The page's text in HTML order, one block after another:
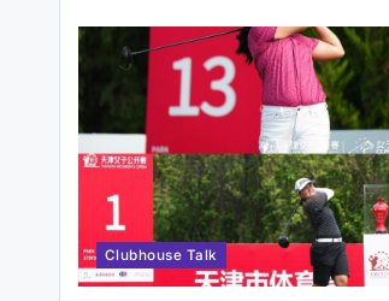
Clubhouse Talk